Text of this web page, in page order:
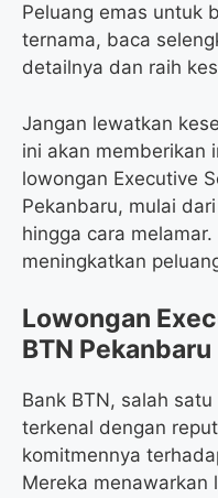
Peluang emas untuk
ternama, baca
detailnya dan raih
Jangan lewatkan
ini akan memberikan
lowongan Executive
Pekanbaru, mulai
hingga cara
meningkatkan
Lowongan
BTN Pekanbaru
Bank BTN, salah
terkenal dengan
komitmennya
Mereka menawarkan